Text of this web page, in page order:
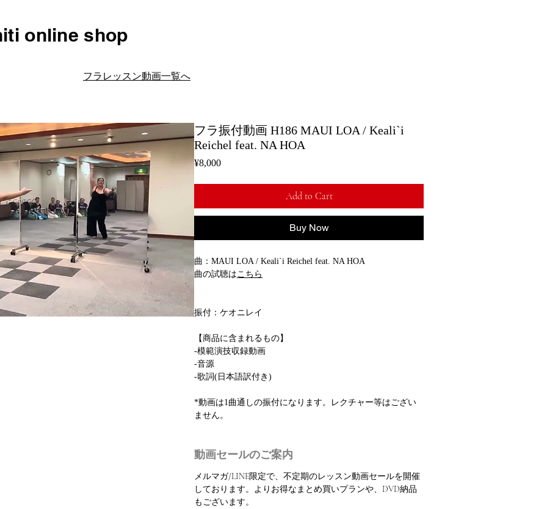
online shop
フラレッスン動画一覧へ
フラ振付動画 H186 MAUI LOA / Keali`i
Reichel feat. NA HOA
¥8,000Price
Add to Cart
Buy Now
曲：MAUI LOA / Keali`i Reichel feat. NA HOA
曲の試聴はこちら
振付：ケオニレイ
【商品に含まれるもの】
-模範演技収録動画
-音源
-歌詞(日本語訳付き)
*動画は1曲通しの振付になります。レクチャー等はござい
ません。
動画セールのご案内
メルマガ/LINE限定で、不定期のレッスン動画セールを開催
しております。よりお得なまとめ買いプランや、DVD納品
もございます。